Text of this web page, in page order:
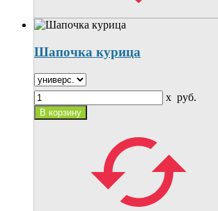
Шапочка курица
x руб.